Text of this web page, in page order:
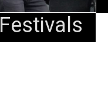
Festivals